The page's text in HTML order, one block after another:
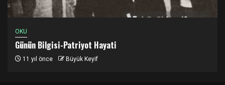
OKU
Günün Bilgisi-Patriyot Hayati
11 yıl önce Büyük Keyif